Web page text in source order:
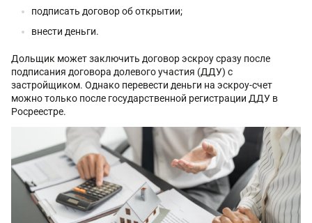
подписать договор об открытии;
внести деньги.
Дольщик может заключить договор эскроу сразу после
подписания договора долевого участия (ДДУ) с
застройщиком. Однако перевести деньги на эскроу-счет
можно только после государственной регистрации ДДУ в
Росреестре.